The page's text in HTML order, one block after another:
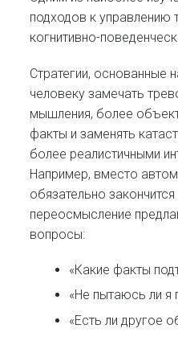
подходов к управлению
когнитивно-
Стратегии, основанные
человеку замечать
мышления, более
факты и заменять
более реалистичными
Например, вместо
обязательно
переосмысление
вопросы:
«Какие факты
«Не пытаюсь ли я
«Есть ли другое